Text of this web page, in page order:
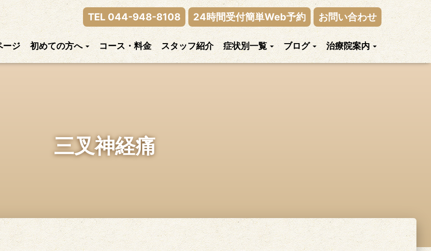
の乱れまでご相談下さい。
TEL 044-948-8108 24時間受付簡単Web予約 お問い合わせ
ージ 初めての方へ コース・料金 スタッフ紹介 症状別一覧 ブログ 治療院案内
三叉神経痛